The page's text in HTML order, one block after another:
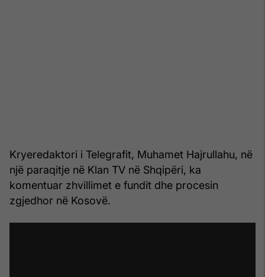
Kryeredaktori i Telegrafit, Muhamet Hajrullahu, në
një paraqitje në Klan TV në Shqipëri, ka
komentuar zhvillimet e fundit dhe procesin
zgjedhor në Kosovë.